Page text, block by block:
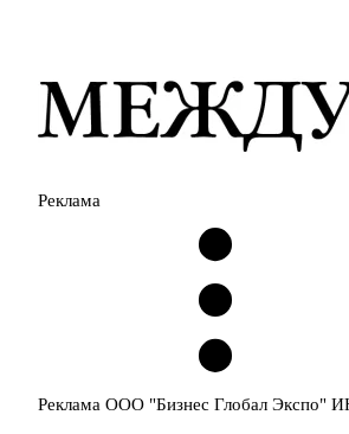
Реклама
Реклама ООО "Бизнес Глобал Экспо"